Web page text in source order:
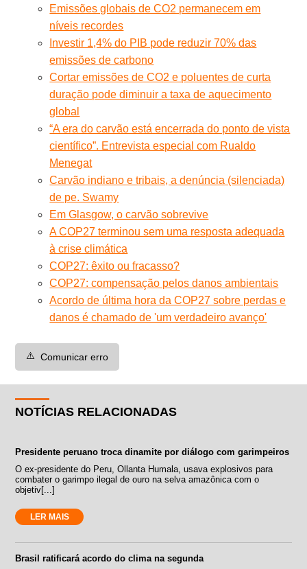
Emissões globais de CO2 permanecem em
níveis recordes
Investir 1,4% do PIB pode reduzir 70% das
emissões de carbono
Cortar emissões de CO2 e poluentes de curta
duração pode diminuir a taxa de aquecimento
global
“A era do carvão está encerrada do ponto de vista
científico”. Entrevista especial com Rualdo
Menegat
Carvão indiano e tribais, a denúncia (silenciada)
de pe. Swamy
Em Glasgow, o carvão sobrevive
A COP27 terminou sem uma resposta adequada
à crise climática
COP27: êxito ou fracasso?
COP27: compensação pelos danos ambientais
Acordo de última hora da COP27 sobre perdas e
danos é chamado de 'um verdadeiro avanço'
⚠️ Comunicar erro
NOTÍCIAS RELACIONADAS
Presidente peruano troca dinamite por diálogo com garimpeiros
O ex-presidente do Peru, Ollanta Humala, usava explosivos para
combater o garimpo ilegal de ouro na selva amazônica com o
objetiv[...]
LER MAIS
Brasil ratificará acordo do clima na segunda